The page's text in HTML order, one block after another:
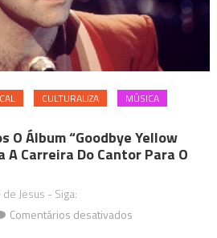
CULTURALIZA
MÚSICA
O Álbum “Goodbye Yellow
A Carreira Do Cantor Para O
Jesus - Siga:
Comentários desativadosem